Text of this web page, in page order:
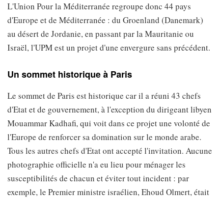
L'Union Pour la Méditerranée regroupe donc 44 pays
d'Europe et de Méditerranée : du Groenland (Danemark)
au désert de Jordanie, en passant par la Mauritanie ou
Israël, l'UPM est un projet d'une envergure sans précédent.
Un sommet historique à Paris
Le sommet de Paris est historique car il a réuni 43 chefs
d'Etat et de gouvernement, à l'exception du dirigeant libyen
Mouammar Kadhafi, qui voit dans ce projet une volonté de
l'Europe de renforcer sa domination sur le monde arabe.
Tous les autres chefs d'Etat ont accepté l'invitation. Aucune
photographie officielle n'a eu lieu pour ménager les
susceptibilités de chacun et éviter tout incident : par
exemple, le Premier ministre israélien, Ehoud Olmert, était